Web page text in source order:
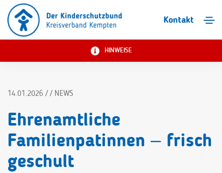
Kontakt
HINWEISE
14.01.2026 / / NEWS
Ehrenamtliche
Familienpatinnen – frisch
geschult